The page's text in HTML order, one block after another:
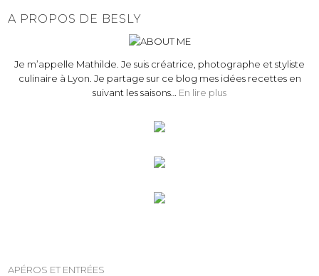
g
A PROPOS DE BESLY
Je m’appelle Mathilde. Je suis créatrice, photographe et styliste
culinaire à Lyon. Je partage sur ce blog mes idées recettes en
suivant les saisons… En lire plus
APÉROS ET ENTRÉES